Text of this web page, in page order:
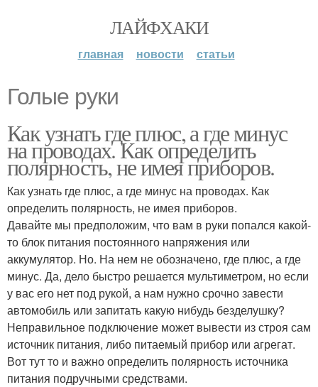
ЛАЙФХАКИ
главная новости статьи
Голые руки
Как узнать где плюс, а где минус
на проводах. Как определить
полярность, не имея приборов.
Как узнать где плюс, а где минус на проводах. Как
определить полярность, не имея приборов.
Давайте мы предположим, что вам в руки попался какой-
то блок питания постоянного напряжения или
аккумулятор. Но. На нем не обозначено, где плюс, а где
минус. Да, дело быстро решается мультиметром, но если
у вас его нет под рукой, а нам нужно срочно завести
автомобиль или запитать какую нибудь безделушку?
Неправильное подключение может вывести из строя сам
источник питания, либо питаемый прибор или агрегат.
Вот тут то и важно определить полярность источника
питания подручными средствами.